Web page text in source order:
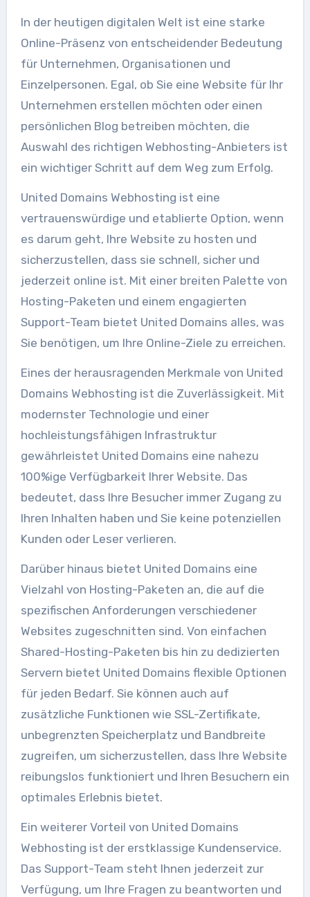
In der heutigen digitalen Welt ist eine starke
Online-Präsenz von entscheidender Bedeutung
für Unternehmen, Organisationen und
Einzelpersonen. Egal, ob Sie eine Website für Ihr
Unternehmen erstellen möchten oder einen
persönlichen Blog betreiben möchten, die
Auswahl des richtigen Webhosting-Anbieters ist
ein wichtiger Schritt auf dem Weg zum Erfolg.
United Domains Webhosting ist eine
vertrauenswürdige und etablierte Option, wenn
es darum geht, Ihre Website zu hosten und
sicherzustellen, dass sie schnell, sicher und
jederzeit online ist. Mit einer breiten Palette von
Hosting-Paketen und einem engagierten
Support-Team bietet United Domains alles, was
Sie benötigen, um Ihre Online-Ziele zu erreichen.
Eines der herausragenden Merkmale von United
Domains Webhosting ist die Zuverlässigkeit. Mit
modernster Technologie und einer
hochleistungsfähigen Infrastruktur
gewährleistet United Domains eine nahezu
100%ige Verfügbarkeit Ihrer Website. Das
bedeutet, dass Ihre Besucher immer Zugang zu
Ihren Inhalten haben und Sie keine potenziellen
Kunden oder Leser verlieren.
Darüber hinaus bietet United Domains eine
Vielzahl von Hosting-Paketen an, die auf die
spezifischen Anforderungen verschiedener
Websites zugeschnitten sind. Von einfachen
Shared-Hosting-Paketen bis hin zu dedizierten
Servern bietet United Domains flexible Optionen
für jeden Bedarf. Sie können auch auf
zusätzliche Funktionen wie SSL-Zertifikate,
unbegrenzten Speicherplatz und Bandbreite
zugreifen, um sicherzustellen, dass Ihre Website
reibungslos funktioniert und Ihren Besuchern ein
optimales Erlebnis bietet.
Ein weiterer Vorteil von United Domains
Webhosting ist der erstklassige Kundenservice.
Das Support-Team steht Ihnen jederzeit zur
Verfügung, um Ihre Fragen zu beantworten und